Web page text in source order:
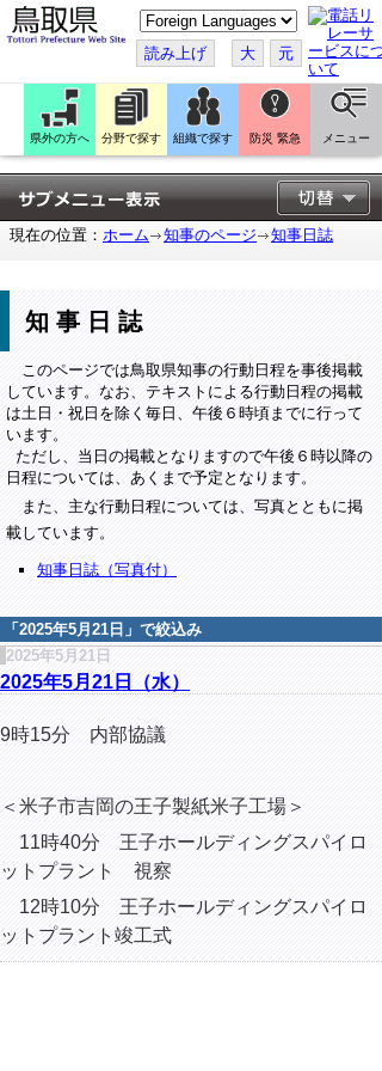
こ
の
ペ
ー
ジ
翻
訳
す
る
読み上げ 大 元
県外の方へ 分野で探す 組織で探す 防災 緊急 メニュー
現在の位置： ホーム 知事のページ 知事日誌
知事日誌
このページでは鳥取県知事の行動日程を事後掲載
しています。なお、テキストによる行動日程の掲載
は土日・祝日を除く毎日、午後６時頃までに行って
います。
ただし、当日の掲載となりますので午後６時以降の
日程については、あくまで予定となります。
また、主な行動日程については、写真とともに掲
載しています。
知事日誌（写真付）
「 2025年5月21日 」で絞込み
2025年5月21日
2025年5月21日（水）
9時15分 内部協議
＜米子市吉岡の王子製紙米子工場＞
11時40分 王子ホールディングスパイロ
ットプラント 視察
12時10分 王子ホールディングスパイロ
ットプラント竣工式